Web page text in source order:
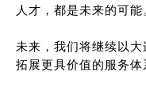
人才，都是未来的可能
未来，我们将继续以
拓展更具价值的服务体